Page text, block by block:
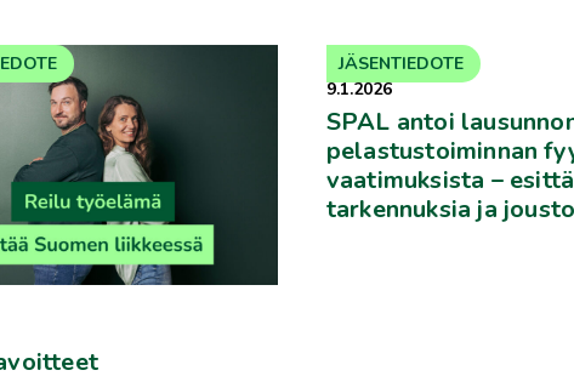
9.1.2026
SPAL antoi
pelastustoiminnan
vaatimuksista –
tarkennuksia ja
JÄSENTIEDOTE